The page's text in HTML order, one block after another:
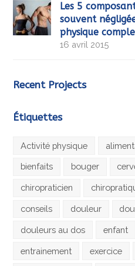
Les 5
souvent
physique
16 avril 2015
Recent Projects
Étiquettes
Activité physique
bienfaits bouger
chiropraticien
conseils douleur
douleurs au dos enfant
entrainement exercice